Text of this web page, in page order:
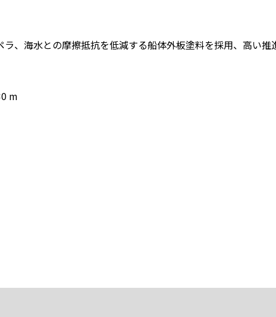
、海水との摩擦抵抗を低減する船体外板塗料を採用、高い推
m